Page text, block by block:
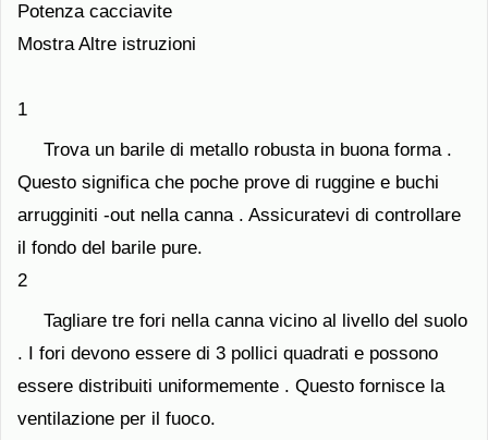
Potenza cacciavite
Mostra Altre istruzioni
1
Trova un barile di metallo robusta in buona forma .
Questo significa che poche prove di ruggine e buchi
arrugginiti -out nella canna . Assicuratevi di controllare
il fondo del barile pure.
2
Tagliare tre fori nella canna vicino al livello del suolo
. I fori devono essere di 3 pollici quadrati e possono
essere distribuiti uniformemente . Questo fornisce la
ventilazione per il fuoco.